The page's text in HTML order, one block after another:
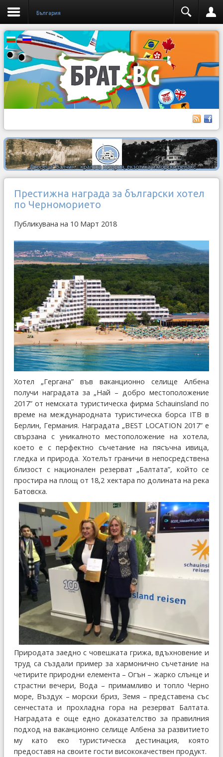
България
Престижна награда за български хотел
по Черноморието
Публикувана на 10 Март 2018
Хотел „Гергана” във ваканционно селище Албена
получи наградата за „Най – добро местоположение
2017” от немската туристическа фирма Schauinsland по
време на международната туристическа борса ITB в
Берлин, Германия. Наградата „BEST LOCATION 2017” е
свързана с уникалното местоположение на хотела,
което е с перфектно съчетание на пясъчна ивица,
гледка и природа. Хотелът граничи в непосредствена
близост с национален резерват „Балтата”, който се
простира на площ от 18,2 хектара по долината на река
Батовска.
Природата заедно с човешката грижа, вдъхновение и
труд са създали пример за хармонично съчетание на
четирите природни елемента – Огън – жарко слънце и
страстни вечери, Вода – примамливо и топло Черно
море, Въздух – морски бриз, Земя – представена със
сенчестата и прохладна гора на резерват Балтата.
Наградата е още едно доказателство за правилния
подход на ваканционно селище Албена за развитието
му като еко туристическа дестинация, която
предоставя на своите гости висококачествен продукт.